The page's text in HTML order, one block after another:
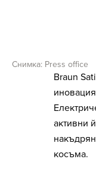
Снимка: Press office
Braun
активни
косъма.